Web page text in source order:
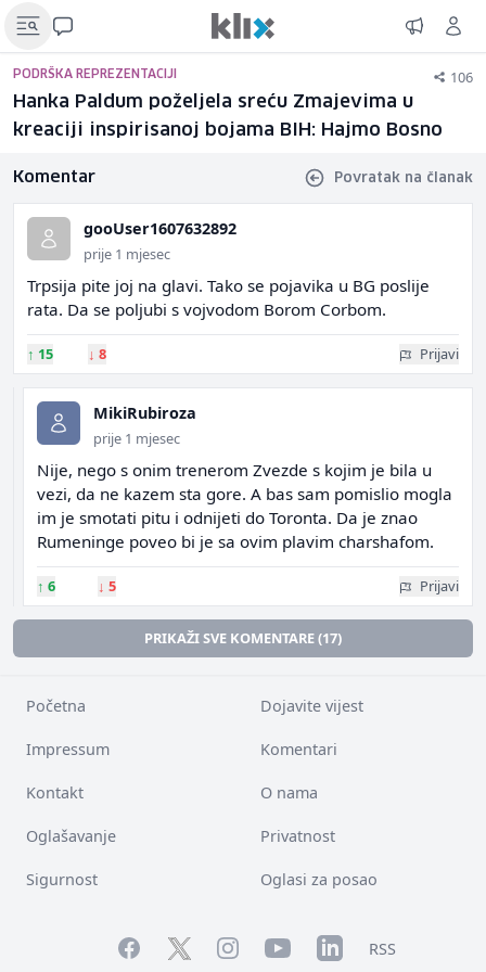
PODRŠKA REPREZENTACIJI 106
Hanka Paldum poželjela sreću Zmajevima u
kreaciji inspirisanoj bojama BIH: Hajmo Bosno
Komentar Povratak na članak
gooUser1607632892
prije 1 mjesec
Trpsija pite joj na glavi. Tako se pojavika u BG poslije
rata. Da se poljubi s vojvodom Borom Corbom.
↑ 15 ↓ 8 Prijavi
MikiRubiroza
prije 1 mjesec
Nije, nego s onim trenerom Zvezde s kojim je bila u
vezi, da ne kazem sta gore. A bas sam pomislio mogla
im je smotati pitu i odnijeti do Toronta. Da je znao
Rumeninge poveo bi je sa ovim plavim charshafom.
↑ 6 ↓ 5 Prijavi
PRIKAŽI SVE KOMENTARE (17)
Početna Dojavite vijest
Impressum Komentari
Kontakt O nama
Oglašavanje Privatnost
Sigurnost Oglasi za posao
FacebookTwitterInstagramYouTubeLinkedInRSS